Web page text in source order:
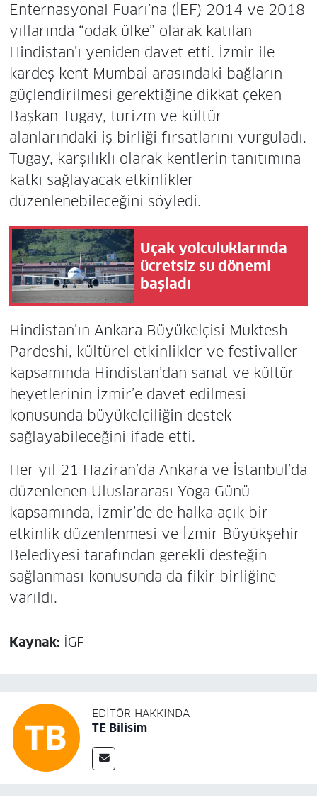
Enternasyonal Fuarı’na (İEF) 2014 ve 2018
yıllarında “odak ülke” olarak katılan
Hindistan’ı yeniden davet etti. İzmir ile
kardeş kent Mumbai arasındaki bağların
güçlendirilmesi gerektiğine dikkat çeken
Başkan Tugay, turizm ve kültür
alanlarındaki iş birliği fırsatlarını vurguladı.
Tugay, karşılıklı olarak kentlerin tanıtımına
katkı sağlayacak etkinlikler
düzenlenebileceğini söyledi.
Uçak yolculuklarında
ücretsiz su dönemi
başladı
Hindistan’ın Ankara Büyükelçisi Muktesh
Pardeshi, kültürel etkinlikler ve festivaller
kapsamında Hindistan’dan sanat ve kültür
heyetlerinin İzmir’e davet edilmesi
konusunda büyükelçiliğin destek
sağlayabileceğini ifade etti.
Her yıl 21 Haziran’da Ankara ve İstanbul’da
düzenlenen Uluslararası Yoga Günü
kapsamında, İzmir’de de halka açık bir
etkinlik düzenlenmesi ve İzmir Büyükşehir
Belediyesi tarafından gerekli desteğin
sağlanması konusunda da fikir birliğine
varıldı.
Kaynak: İGF
EDITÖR HAKKINDA
TE Bilisim